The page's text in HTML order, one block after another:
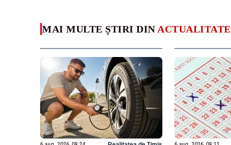
MAI MULTE ȘTIRI DIN ACTUALITATE